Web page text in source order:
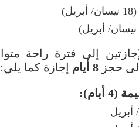
حجز 8 أيام
إجازة كما يلي:
أيام):